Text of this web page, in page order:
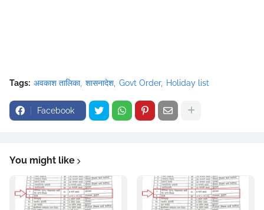
Tags: अवकाश तालिका शासनादेश Govt Order Holiday list
Facebook
You might like